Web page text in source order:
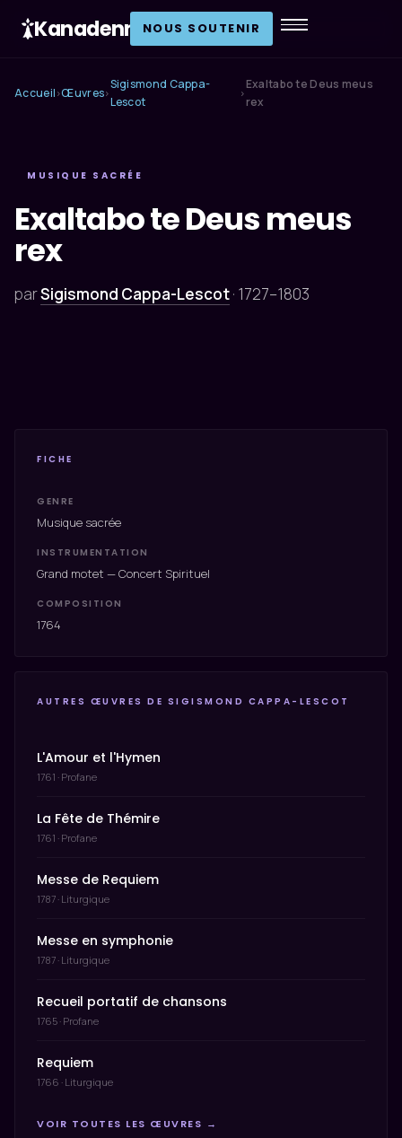
Kanadenn NOUS SOUTENIR
Accueil ›Œuvres›
Sigismond Cappa-
Lescot
›
Exaltabo te Deus meus
rex
MUSIQUE SACRÉE
Exaltabo te Deus meus
rex
parSigismond Cappa-Lescot· 1727–1803
FICHE
GENRE
Musique sacrée
INSTRUMENTATION
Grand motet — Concert Spirituel
COMPOSITION
1764
AUTRES ŒUVRES DE SIGISMOND CAPPA-LESCOT
L'Amour et l'Hymen
1761 · Profane
La Fête de Thémire
1761 · Profane
Messe de Requiem
1787 · Liturgique
Messe en symphonie
1787 · Liturgique
Recueil portatif de chansons
1765 · Profane
Requiem
1766 · Liturgique
VOIR TOUTES LES ŒUVRES →